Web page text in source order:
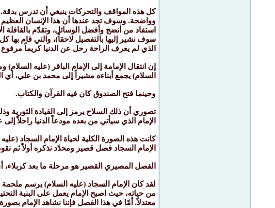
كل هذه المواقف والتحركات ينبغي أن تدرس
وواضحة. وسوف تجد عندها أن هذا الإنسان
استفاد من أنضج وأفضل الوسائل، وتقدّم
الذي لم يعرف الراحة رحل عن الدنيا كريماً
إن انتقال الإمامة إلى الإمام الباقر (عليه
السلام) يجمع أبناءه مشيراً إلى محمد بن علي، أي
وحينما فتح الصندوق كان فيه القرآن والكتاب.
تصوري أن ذلك السلاح يرمز إلى القيادة الثورية
الإمام الذي سيأتي من بعده مودعاً الدنيا راحلاً
كانت هذه الصورة الكلية لحياة الإمام السجاد
الإمام السجاد فصل قصير ومحدّد نذكره أولاً ثم
الفصل المصيري القصير هو مرحلة ما بعد
لقد كان الإمام السجاد (عليه السلام) يرسم
من حياته، حيث اصبح الإمام يعمل على البنية
معتدلاً. أمّا في هذا الفصل فإننا نشاهد الإمام